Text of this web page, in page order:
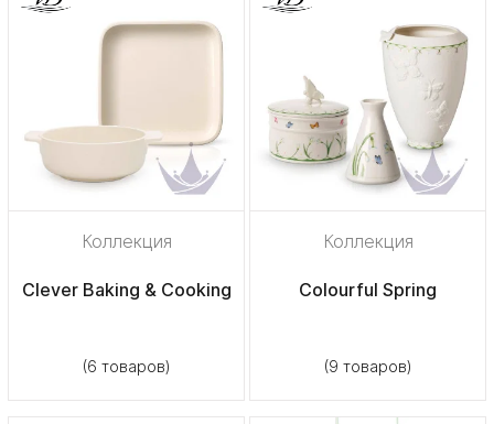
Коллекция
Clever Baking & Cooking
(6 товаров)
Коллекция
Colourful Spring
(9 товаров)